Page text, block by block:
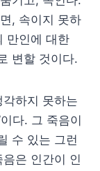
, 속이지 못하
만인에 대한
변할 것이다.
하지 못하는
다. 그 죽음이
수 있는 그런
은 인간이 인